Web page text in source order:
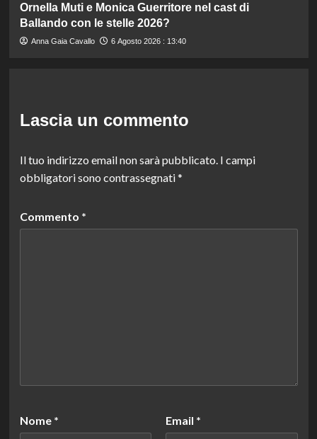
Ornella Muti e Monica Guerritore nel cast di
Ballando con le stelle 2026?
Anna Gaia Cavallo 6 Agosto 2026 : 13:40
Lascia un commento
Il tuo indirizzo email non sarà pubblicato. I campi
obbligatori sono contrassegnati*
Commento *
Nome * Email *